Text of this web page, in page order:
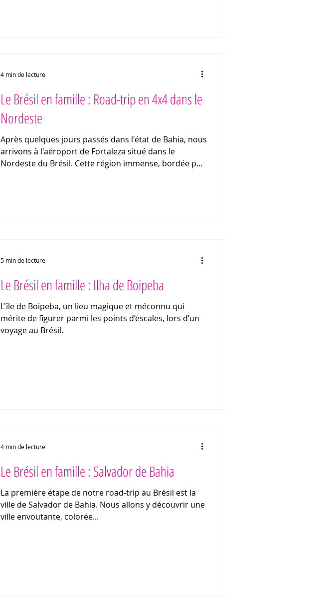
Le Brésil en famille : Road-trip en 4x4 dans le
Nordeste
Après quelques jours passés dans l'état de Bahia, nous
arrivons à l'aéroport de Fortaleza situé dans le
Nordeste du Brésil. Cette région immense, bordée par
4 min de lecture
Le Brésil en famille : Ilha de Boipeba
L'île de Boipeba, un lieu magique et méconnu qui
mérite de figurer parmi les points d’escales, lors d’un
voyage au Brésil.
5 min de lecture
Le Brésil en famille : Salvador de Bahia
La première étape de notre road-trip au Brésil est la
ville de Salvador de Bahia. Nous allons y découvrir une
ville envoutante, colorée...
4 min de lecture